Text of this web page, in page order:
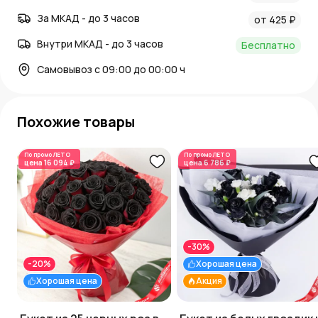
За МКАД - до 3 часов
от 425 ₽
Внутри МКАД - до 3 часов
Бесплатно
Самовывоз с 09:00 до 00:00 ч
Похожие товары
По промоЛЕТО
цена16 094 ₽
Хорошая цена
-20%
По промоЛЕТО
цена6 786 ₽
Акция
Хорошая цена
-30%